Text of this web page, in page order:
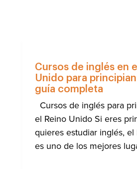
Cursos de inglés en
Unido para
guía completa
Cursos de inglés para
el Reino Unido Si eres
quieres estudiar inglés,
es uno de los mejores